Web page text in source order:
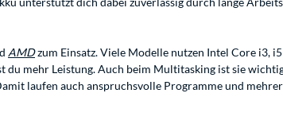
AMDzum Einsatz. Viele Modelle nutzen Intel Core i3,
mehr Leistung. Auch beim Multitasking ist sie
laufen auch anspruchsvolle Programme und